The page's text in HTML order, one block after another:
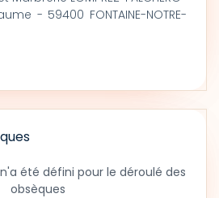
- 59400 FONTAINE-NOTRE-
été défini pour le déroulé des
obsèques